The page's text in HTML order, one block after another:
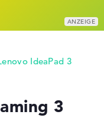
IdeaPad 3
3